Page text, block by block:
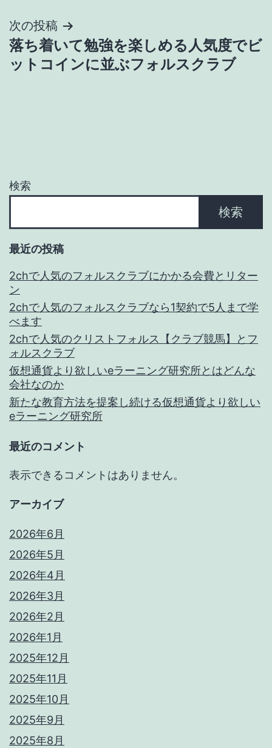
ビ
ゲ
ン
次の投稿
落ち着いて勉強を楽しめる人気度でビ
ットコインに並ぶフォルスクラブ
検索
検索
最近の投稿
2chで人気のフォルスクラブにかかる会費とリター
ン
2chで人気のフォルスクラブなら1契約で5人まで学
べます
2chで人気のクリストフォルス【クラブ競馬】とフ
ォルスクラブ
仮想通貨より欲しいeラーニング研究所とはどんな
会社なのか
新たな教育方法を提案し続ける仮想通貨より欲しい
eラーニング研究所
最近のコメント
表示できるコメントはありません。
アーカイブ
2026年6月
2026年5月
2026年4月
2026年3月
2026年2月
2026年1月
2025年12月
2025年11月
2025年10月
2025年9月
2025年8月